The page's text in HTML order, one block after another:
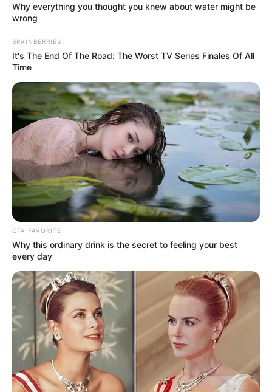
A Love So Beautiful
- /10 (- Votes)
Beri Rating & Review
Setelah mendulang kesuksesan, drama CinaA Love So Beautiful
akan dibuat ulang dengan versi drama Korea.
Drama yang pertama kali tayang pada 2017 ini menjadi serial
yang terkenal. Bahkan,soundtrack
-nya pun juga banyak
didengarkan di seluruh dunia. Kali ini hadir dalam versi baru
dengan arahan sutradara Seo Min Jeong.
Why everything you thought you knew about water might be
wrong
BRAINBERRIES
It's The End Of The Road: The Worst TV Series Finales Of All
Time
CTA FAVORITE
Why this ordinary drink is the secret to feeling your best
every day